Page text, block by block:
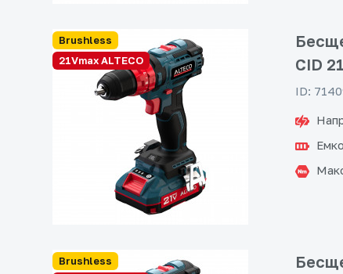
Brushless
21Vmax ALTECO
CID
ID:
Brushless